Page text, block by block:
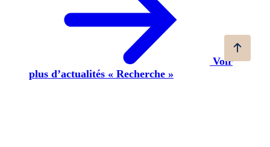
Voir
plus d’actualités « Recherche »